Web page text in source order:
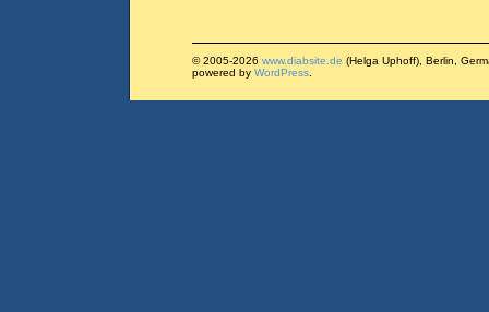
© 2005-2026 www.diabsite.de (Helga Uphoff), Berlin,
powered by WordPress.